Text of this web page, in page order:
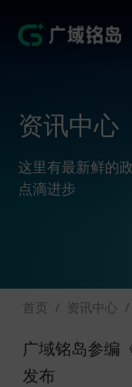
解决方案
案例中心
关于Geega
资讯中心
这里有最新鲜的
点滴进步
首页 / 资讯中心 /
广域铭岛参编
发布